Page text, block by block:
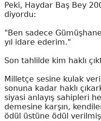
Peki, Haydar Baş Bey
diyordu:
"Ben sadece
yıl idare ederim."
Son tahlilde kim haklı
Milletçe sesine kulak
sonuna kadar haklı
siyasi anlayış sahipleri
demesine karşın,
ödül üstüne ödül